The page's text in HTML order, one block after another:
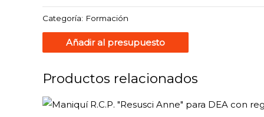
Categoría: Formación
Añadir al presupuesto
Productos relacionados